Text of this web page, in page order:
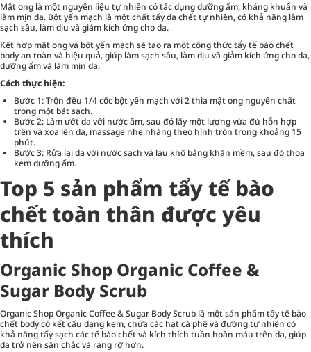
Mật ong là một nguyên liệu tự nhiên có tác dụng dưỡng ẩm, kháng khuẩn và
làm mịn da. Bột yến mạch là một chất tẩy da chết tự nhiên, có khả năng làm
sạch sâu, làm dịu và giảm kích ứng cho da.
Kết hợp mật ong và bột yến mạch sẽ tạo ra một công thức tẩy tế bào chết
body an toàn và hiệu quả, giúp làm sạch sâu, làm dịu và giảm kích ứng cho da,
dưỡng ẩm và làm mịn da.
Cách thực hiện:
Bước 1: Trộn đều 1/4 cốc bột yến mạch với 2 thìa mật ong nguyên chất
trong một bát sạch.
Bước 2: Làm ướt da với nước ấm, sau đó lấy một lượng vừa đủ hỗn hợp
trên và xoa lên da, massage nhẹ nhàng theo hình tròn trong khoảng 15
phút.
Bước 3: Rửa lại da với nước sạch và lau khô bằng khăn mềm, sau đó thoa
kem dưỡng ẩm.
Top 5 sản phẩm tẩy tế bào
chết toàn thân được yêu
thích
Organic Shop Organic Coffee &
Sugar Body Scrub
Organic Shop Organic Coffee & Sugar Body Scrub là một sản phẩm tẩy tế bào
chết body có kết cấu dạng kem, chứa các hạt cà phê và đường tự nhiên có
khả năng tẩy sạch các tế bào chết và kích thích tuần hoàn máu trên da, giúp
da trở nên săn chắc và rạng rỡ hơn.